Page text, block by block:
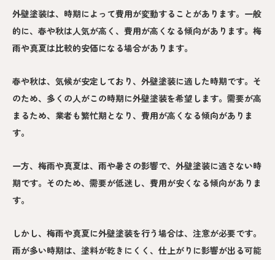
外壁塗装は、時期によって費用が変動することがあります。一般
的に、春や秋は人気が高く、費用が高くなる傾向があります。梅
雨や真夏は比較的安価になる場合があります。
春や秋は、気候が安定しており、外壁塗装に適した時期です。そ
のため、多くの人がこの時期に外壁塗装を希望します。需要が高
まるため、業者も繁忙期となり、費用が高くなる傾向がありま
す。
一方、梅雨や真夏は、雨や暑さの影響で、外壁塗装に適さない時
期です。そのため、需要が低迷し、費用が安くなる傾向がありま
す。
しかし、梅雨や真夏に外壁塗装を行う場合は、注意が必要です。
雨が多い時期は、塗料が乾きにくく、仕上がりに影響が出る可能